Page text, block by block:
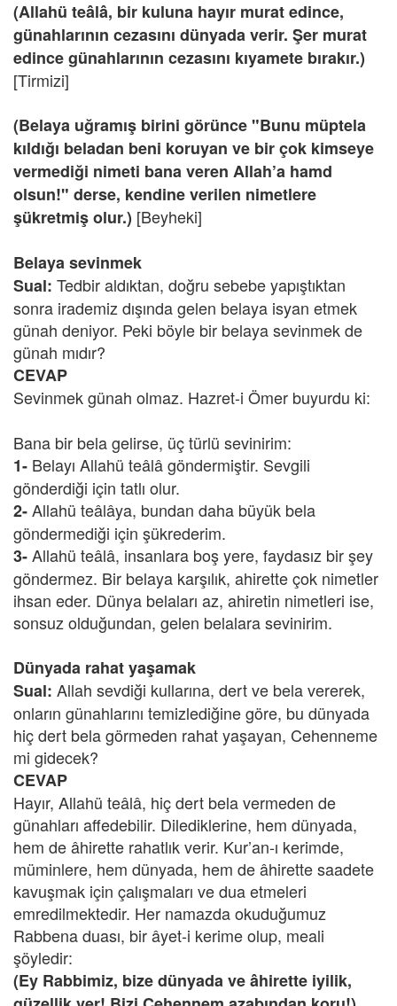
(Allahü teâlâ, bir kuluna hayır murat edince,
günahlarının cezasını dünyada verir. Şer murat
edince günahlarının cezasını kıyamete bırakır.)
[Tirmizi]
(Belaya uğramış birini görünce "Bunu müptela
kıldığı beladan beni koruyan ve bir çok kimseye
vermediği nimeti bana veren Allah’a hamd
olsun!" derse, kendine verilen nimetlere
şükretmiş olur.) [Beyheki]
Belaya sevinmek
Sual: Tedbir aldıktan, doğru sebebe yapıştıktan
sonra irademiz dışında gelen belaya isyan etmek
günah deniyor. Peki böyle bir belaya sevinmek de
günah mıdır?
CEVAP
Sevinmek günah olmaz. Hazret-i Ömer buyurdu ki:
Bana bir bela gelirse, üç türlü sevinirim:
1- Belayı Allahü teâlâ göndermiştir. Sevgili
gönderdiği için tatlı olur.
2-Allahü teâlâya, bundan daha büyük bela
göndermediği için şükrederim.
3-Allahü teâlâ, insanlara boş yere, faydasız bir şey
göndermez. Bir belaya karşılık, ahirette çok nimetler
ihsan eder. Dünya belaları az, ahiretin nimetleri ise,
sonsuz olduğundan, gelen belalara sevinirim.
Dünyada rahat yaşamak
Sual: Allah sevdiği kullarına, dert ve bela vererek,
onların günahlarını temizlediğine göre, bu dünyada
hiç dert bela görmeden rahat yaşayan, Cehenneme
mi gidecek?
CEVAP
Hayır, Allahü teâlâ, hiç dert bela vermeden de
günahları affedebilir. Dilediklerine, hem dünyada,
hem de âhirette rahatlık verir. Kur’an-ı kerimde,
müminlere, hem dünyada, hem de âhirette saadete
kavuşmak için çalışmaları ve dua etmeleri
emredilmektedir. Her namazda okuduğumuz
Rabbena duası, bir âyet-i kerime olup, meali
şöyledir:
(Ey Rabbimiz, bize dünyada ve âhirette iyilik,